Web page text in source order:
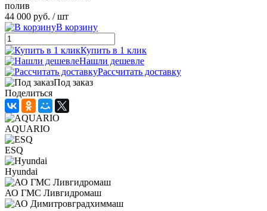
полив
44 000 руб. / шт
В корзину
Купить в 1 клик
Нашли дешевле
Рассчитать доставку
Под заказ
Поделиться
AQUARIO
ESQ
Hyundai
АО ГМС Ливгидромаш